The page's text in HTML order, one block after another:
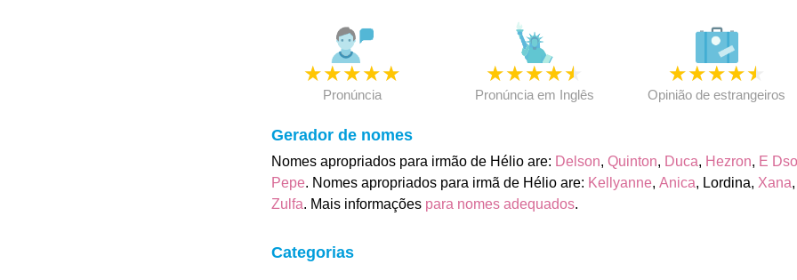
★★★★★
Pronúncia
★★★★★
Pronúncia em Inglês
★★★★★
Opinião de estrangeiros
Gerador de nomes
Nomes apropriados para irmão de Hélio are: Delson, Quinton, Duca, Hezron, E
Pepe. Nomes apropriados para irmã de Hélio are: Kellyanne, Anica, Lordina, Xana,
Zulfa. Mais informações para nomes adequados.
Categorias